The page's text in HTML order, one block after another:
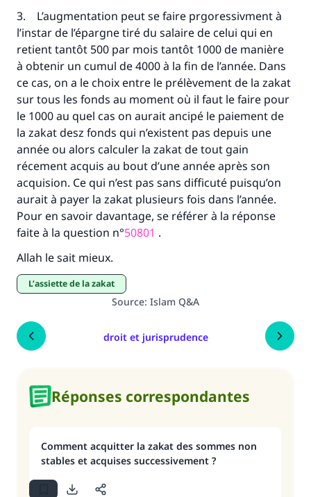
3. L’augmentation peut se faire prgoressivment à
l’instar de l’épargne tiré du salaire de celui qui en
retient tantôt 500 par mois tantôt 1000 de manière
à obtenir un cumul de 4000 à la fin de l’année. Dans
ce cas, on a le choix entre le prélèvement de la zakat
sur tous les fonds au moment où il faut le faire pour
le 1000 au quel cas on aurait ancipé le paiement de
la zakat desz fonds qui n’existent pas depuis une
année ou alors calculer la zakat de tout gain
récement acquis au bout d’une année après son
acquision. Ce qui n’est pas sans difficuté puisqu’on
aurait à payer la zakat plusieurs fois dans l’année.
Pour en savoir davantage, se référer à la réponse
faite à la question n°50801 .
Allah le sait mieux.
l’assiette de la zakat
Source: Islam Q&A
droit et jurisprudence
Réponses correspondantes
Comment acquitter la zakat des sommes non
stables et acquises successivement ?
Le Messager d'Allah (Paix sur lui) a dit:
"Celui qui indique une bonne action obtient la
même récompense que celui qui le fait."
(MOUSLIM 1893)
Soutenez IslamQA